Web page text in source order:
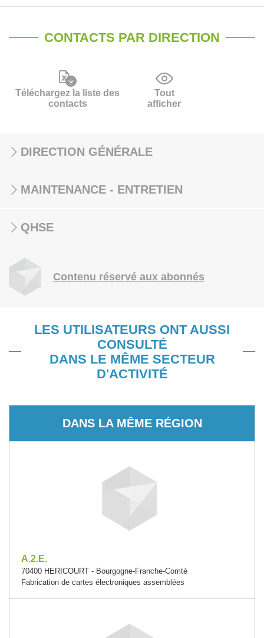
CONTACTS PAR DIRECTION
Téléchargez la liste des
contacts
Tout
afficher
DIRECTION GÉNÉRALE
MAINTENANCE - ENTRETIEN
QHSE
Contenu réservé aux abonnés
LES UTILISATEURS ONT AUSSI
CONSULTÉ
DANS LE MÊME SECTEUR
D'ACTIVITÉ
DANS LA MÊME RÉGION
A.2.E.
70400 HERICOURT - Bourgogne-Franche-Comté
Fabrication de cartes électroniques assemblées